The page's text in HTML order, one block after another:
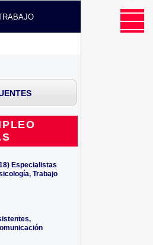
Especialistas
Trabajo